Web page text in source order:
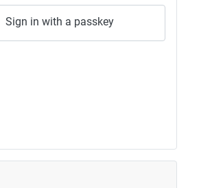
Sign in with a passkey